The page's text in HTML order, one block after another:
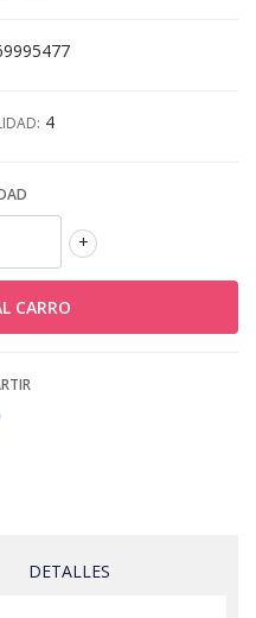
4
+
DETALLES